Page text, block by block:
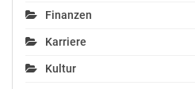
Finanzen
Karriere
Kultur